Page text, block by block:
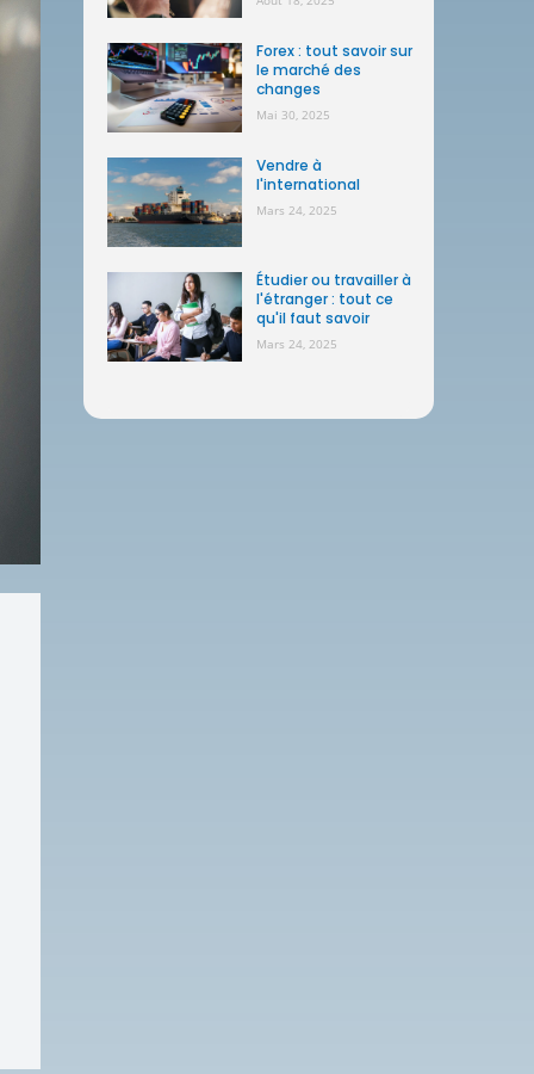
Forex : tout savoir sur
le marché des
changes
Mai 30, 2025
Vendre à
l'international
Mars 24, 2025
Étudier ou travailler à
l'étranger : tout ce
qu'il faut savoir
Mars 24, 2025